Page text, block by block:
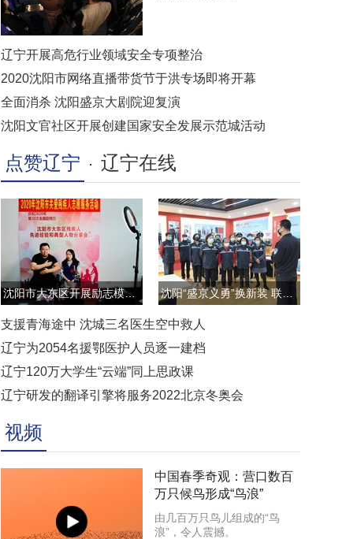
辽宁开展高危行业领域安全专项整治
2020沈阳市网络直播带货节于洪专场即将开幕
全面消杀 沈阳盛京大剧院迎复演
沈阳文官社区开展创建国家安全发展示范城活动
点赞辽宁 辽宁在线
沈阳市大东区开展励志模范云直播访谈活动
支援青海途中 沈城三名医生空中救人
辽宁为2054名援鄂医护人员逐一建档
辽宁120万大学生“云端”同上思政课
辽宁研发的翻译引擎将服务2022北京冬奥会
视频
中国春季奇观：营口数百
万只候鸟形成“鸟浪”
由几百万只鸟儿组成的“鸟
浪”，令人震撼。